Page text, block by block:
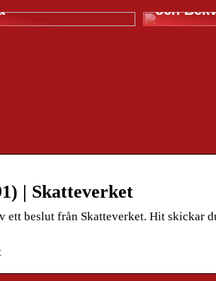
och
| Skatteverket
ett beslut från Skatteverket. Hit skickar